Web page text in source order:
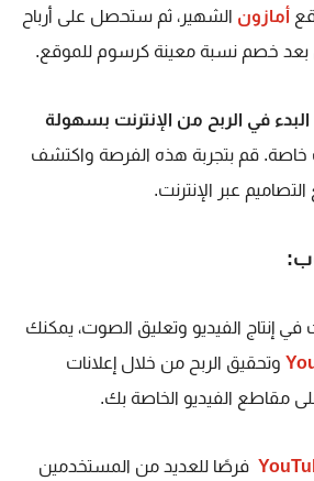
أمازون الشهير، ثم ستحصل على أرباح
خصم نسبة معينة كرسوم للموقع.
البدء في الربح من الإنترنت بسهولة
خاصة. قم بتجربة هذه الفرصة واكتشف
عبر الإنترنت.
في إنتاج الفيديو وتعليق الصوت، يمكنك
وتحقيق الربح من خلال إعلانات
مقاطع الفيديو الخاصة بك.
فرصًا للعديد من المستخدمين